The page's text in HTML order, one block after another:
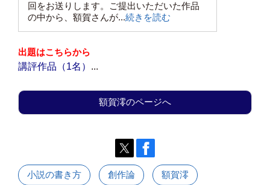
回をお送りします。ご提出いただいた作品
の中から、額賀さんが...続きを読む
出題はこちらから
講評作品（1名） ...
額賀澪のページへ
小説の書き方 創作論 額賀澪